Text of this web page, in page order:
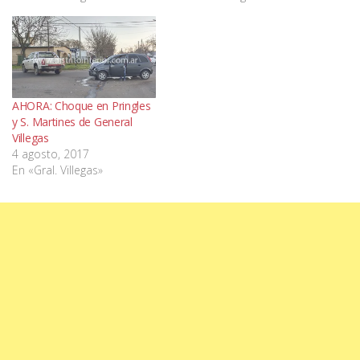
AHORA: Choque en Pringles
y S. Martines de General
Villegas
4 agosto, 2017
En «Gral. Villegas»